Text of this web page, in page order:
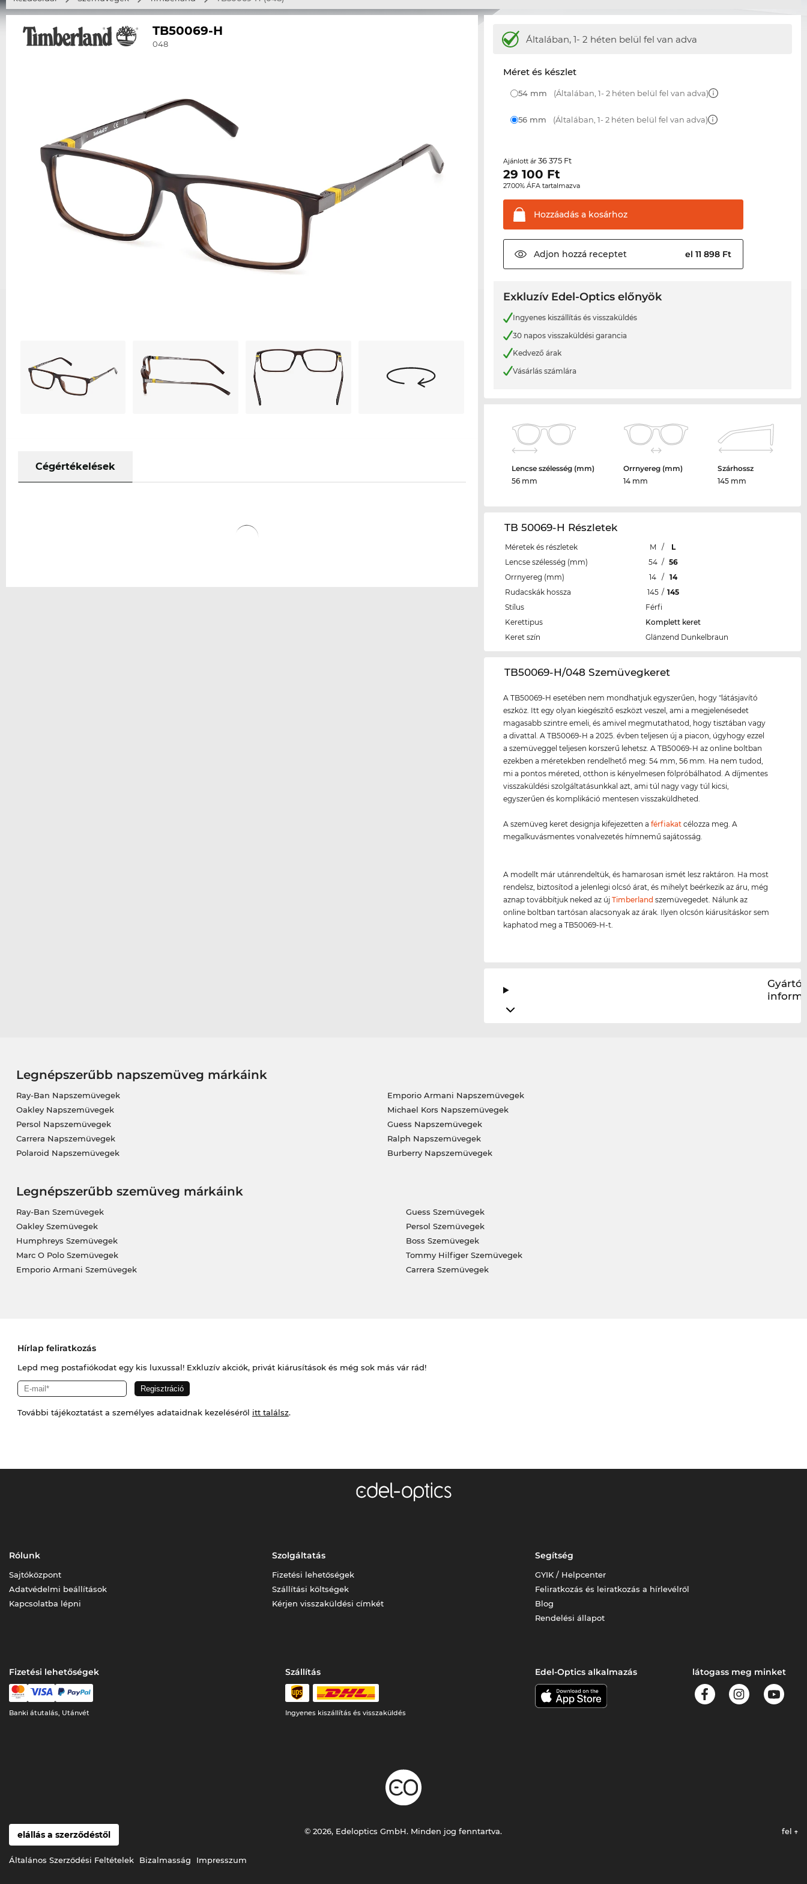
TB50069-H
048
Cégértékelések
Általában, 1- 2 héten belül fel van adva
Méret és készlet
54 mm (Általában, 1- 2 héten belül fel van adva)
56 mm (Általában, 1- 2 héten belül fel van adva)
Ajánlott ár36 375 Ft
29 100 Ft
27.00% ÁFA tartalmazva
Hozzáadás a kosárhoz
Adjon hozzá receptet el 11 898 Ft
Exkluzív Edel-Optics előnyök
Ingyenes kiszállítás és visszaküldés
30 napos visszaküldési garancia
Kedvező árak
Vásárlás számlára
Lencse szélesség (mm)
56 mm
Orrnyereg (mm)
14 mm
Szárhossz
145 mm
TB 50069-H Részletek
Méretek és részletek M /
L
Lencse szélesség (mm)
54 / 56
Orrnyereg (mm)
14 / 14
Rudacskák hossza
145 / 145
Stílus
Férfi
Kerettipus
Komplett keret
Keret szín
Glänzend Dunkelbraun
‌TB50069-H/048 Szemüvegkeret
A TB50069-H esetében nem mondhatjuk egyszerűen, hogy "látásjavító
eszköz. Itt egy olyan kiegészítő eszközt veszel, ami a megjelenésedet
magasabb szintre emeli, és amivel megmutathatod, hogy tisztában vagy
a divattal. A TB50069-H a 2025. évben teljesen új a piacon, úgyhogy ezzel
a szemüveggel teljesen korszerű lehetsz. A TB50069-H az online boltban
ezekben a méretekben rendelhető meg: 54 mm, 56 mm. Ha nem tudod,
mi a pontos méreted, otthon is kényelmesen fölpróbálhatod. A díjmentes
visszaküldési szolgáltatásunkkal azt, ami túl nagy vagy túl kicsi,
egyszerűen és komplikáció mentesen visszaküldheted.
A szemüveg keret designja kifejezetten aférfiakat célozza meg. A
megalkuvásmentes vonalvezetés hímnemű sajátosság.
A modellt már utánrendeltük, és hamarosan ismét lesz raktáron. Ha most
rendelsz, biztosítod a jelenlegi olcsó árat, és mihelyt beérkezik az áru, még
aznap továbbítjuk neked az újTimberland szemüvegedet. Nálunk az
online boltban tartósan alacsonyak az árak. Ilyen olcsón kiárusításkor sem
kaphatod meg a TB50069-H-t.
Gyártói
Legnépszerűbb napszemüveg márkáink
Ray-Ban Napszemüvegek
Oakley Napszemüvegek
Persol Napszemüvegek
Carrera Napszemüvegek
Polaroid Napszemüvegek
Emporio Armani Napszemüvegek
Michael Kors Napszemüvegek
Guess Napszemüvegek
Ralph Napszemüvegek
Burberry Napszemüvegek
Legnépszerűbb szemüveg márkáink
Ray-Ban Szemüvegek
Oakley Szemüvegek
Humphreys Szemüvegek
Marc O Polo Szemüvegek
Emporio Armani Szemüvegek
Guess Szemüvegek
Persol Szemüvegek
Boss Szemüvegek
Tommy Hilfiger Szemüvegek
Carrera Szemüvegek
Hírlap feliratkozás
Lepd meg postafiókodat egy kis luxussal! Exkluzív akciók, privát kiárusítások és még sok más vár rád!
További tájékoztatást a személyes adataidnak kezeléséről itt találsz.
Rólunk
Sajtóközpont
Adatvédelmi beállítások
Kapcsolatba lépni
Szolgáltatás
Fizetési lehetőségek
Szállítási költségek
Kérjen visszaküldési címkét
Segítség
GYIK / Helpcenter
Feliratkozás és leiratkozás a hírlevélről
Blog
Rendelési állapot
Fizetési lehetőségek
Banki átutalás, Utánvét
Szállítás
Ingyenes kiszállítás és visszaküldés
Edel-Optics alkalmazás látogass meg minket
elállás a szerződéstől
Általános Szerződési Feltételek Bizalmasság Impresszum
© 2026, Edeloptics GmbH. Minden jog fenntartva. fel